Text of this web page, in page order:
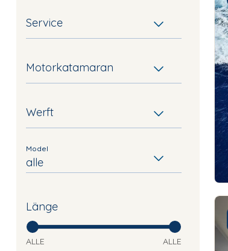
Service
Motorkatamaran
Werft
Model
alle
Länge
ALLE ALLE